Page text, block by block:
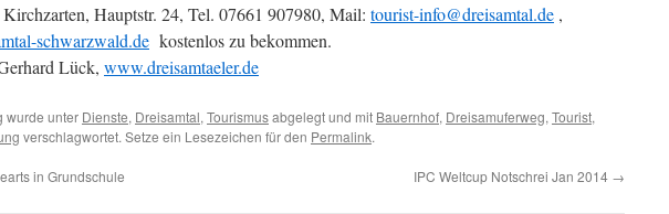
Hauptstr. 24, Tel. 07661 907980, Mail: tourist-info@dreisamtal.de ,
schwarzwald.de kostenlos zu bekommen.
Lück, www.dreisamtaeler.de
wurde unter Dienste, Dreisamtal, Tourismusabgelegt und mit Bauernhof, Dreisamuferweg, Tourist,
verschlagwortet. Setze ein Lesezeichen für den Permalink.
in Grundschule IPC Weltcup Notschrei Jan 2014 →